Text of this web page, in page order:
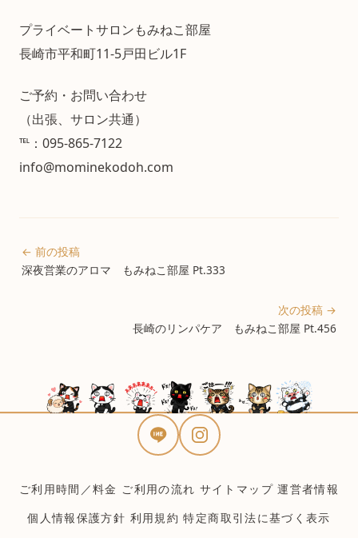
プライベートサロンもみねこ部屋
長崎市平和町11-5戸田ビル1F
ご予約・お問い合わせ
（出張、サロン共通）
℡：095-865-7122
info@mominekodoh.com
← 前の投稿
深夜営業のアロマ もみねこ部屋 Pt.333
次の投稿 →
長崎のリンパケア もみねこ部屋 Pt.456
ご利用時間／料金 ご利用の流れ サイトマップ 運営者情報
個人情報保護方針 利用規約 特定商取引法に基づく表示